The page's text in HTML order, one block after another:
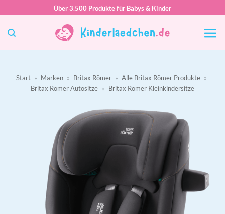
springen
Über 3.500 Produkte für Babys & Kinder
Start » Marken » Britax Römer » Alle Britax Römer Produkte »
Britax Römer Autositze » Britax Römer Kleinkindersitze